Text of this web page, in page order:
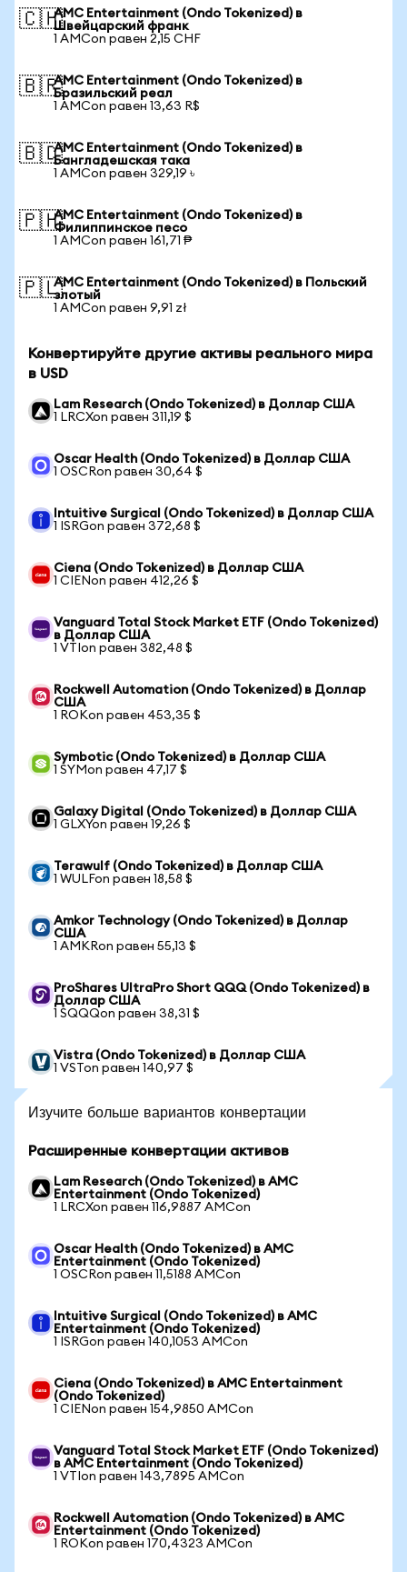
🇨🇭AMC Entertainment (Ondo Tokenized) в
Швейцарский франк
1 AMCon равен 2,15 CHF
🇧🇷AMC Entertainment (Ondo Tokenized) в
Бразильский реал
1 AMCon равен 13,63 R$
🇧🇩AMC Entertainment (Ondo Tokenized) в
Бангладешская така
1 AMCon равен 329,19 ৳
🇵🇭AMC Entertainment (Ondo Tokenized) в
Филиппинское песо
1 AMCon равен 161,71 ₱
🇵🇱AMC Entertainment (Ondo Tokenized) в Польский
злотый
1 AMCon равен 9,91 zł
Конвертируйте другие активы реального мира
в USD
Lam Research (Ondo Tokenized) в Доллар США
1 LRCXon равен 311,19 $
Oscar Health (Ondo Tokenized) в Доллар США
1 OSCRon равен 30,64 $
Intuitive Surgical (Ondo Tokenized) в Доллар США
1 ISRGon равен 372,68 $
Ciena (Ondo Tokenized) в Доллар США
1 CIENon равен 412,26 $
Vanguard Total Stock Market ETF (Ondo Tokenized)
в Доллар США
1 VTIon равен 382,48 $
Rockwell Automation (Ondo Tokenized) в Доллар
США
1 ROKon равен 453,35 $
Symbotic (Ondo Tokenized) в Доллар США
1 SYMon равен 47,17 $
Galaxy Digital (Ondo Tokenized) в Доллар США
1 GLXYon равен 19,26 $
Terawulf (Ondo Tokenized) в Доллар США
1 WULFon равен 18,58 $
Amkor Technology (Ondo Tokenized) в Доллар
США
1 AMKRon равен 55,13 $
ProShares UltraPro Short QQQ (Ondo Tokenized) в
Доллар США
1 SQQQon равен 38,31 $
Vistra (Ondo Tokenized) в Доллар США
1 VSTon равен 140,97 $
Изучите больше вариантов конвертации
Расширенные конвертации активов
Lam Research (Ondo Tokenized) в AMC
Entertainment (Ondo Tokenized)
1 LRCXon равен 116,9887 AMCon
Oscar Health (Ondo Tokenized) в AMC
Entertainment (Ondo Tokenized)
1 OSCRon равен 11,5188 AMCon
Intuitive Surgical (Ondo Tokenized) в AMC
Entertainment (Ondo Tokenized)
1 ISRGon равен 140,1053 AMCon
Ciena (Ondo Tokenized) в AMC Entertainment
(Ondo Tokenized)
1 CIENon равен 154,9850 AMCon
Vanguard Total Stock Market ETF (Ondo Tokenized)
в AMC Entertainment (Ondo Tokenized)
1 VTIon равен 143,7895 AMCon
Rockwell Automation (Ondo Tokenized) в AMC
Entertainment (Ondo Tokenized)
1 ROKon равен 170,4323 AMCon